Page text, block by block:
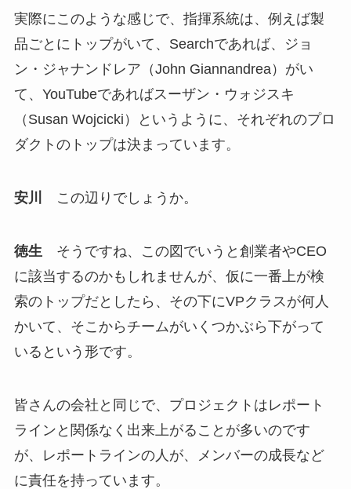
実際にこのような感じで、指揮系統は、例えば製
品ごとにトップがいて、Searchであれば、ジョ
ン・ジャナンドレア（John Giannandrea）がい
て、YouTubeであればスーザン・ウォジスキ
（Susan Wojcicki）というように、それぞれのプロ
ダクトのトップは決まっています。
安川 この辺りでしょうか。
徳生 そうですね、この図でいうと創業者やCEO
に該当するのかもしれませんが、仮に一番上が検
索のトップだとしたら、その下にVPクラスが何人
かいて、そこからチームがいくつかぶら下がって
いるという形です。
皆さんの会社と同じで、プロジェクトはレポート
ラインと関係なく出来上がることが多いのです
が、レポートラインの人が、メンバーの成長など
に責任を持っています。